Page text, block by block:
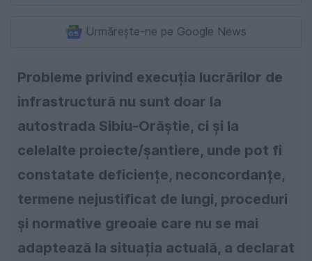
Urmărește-ne pe Google News
Probleme privind execuția lucrărilor de
infrastructură nu sunt doar la
autostrada Sibiu-Orăștie, ci și la
celelalte proiecte/șantiere, unde pot fi
constatate deficiențe, neconcordanțe,
termene nejustificat de lungi, proceduri
și normative greoaie care nu se mai
adaptează la situația actuală, a declarat